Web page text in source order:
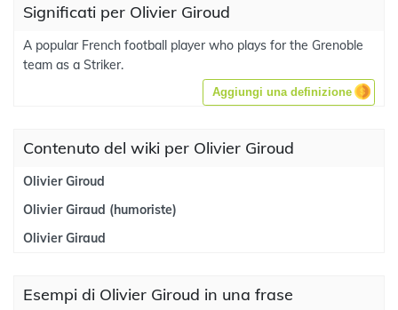
Significati per Olivier Giroud
A popular French football player who plays for the Grenoble
team as a Striker.
Aggiungi una definizione
Contenuto del wiki per Olivier Giroud
Olivier Giroud
Olivier Giraud (humoriste)
Olivier Giraud
Esempi di Olivier Giroud in una frase